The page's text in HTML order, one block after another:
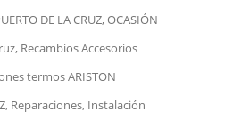
DE LA CRUZ, OCASIÓN
Recambios Accesorios
termos ARISTON
Reparaciones, Instalación